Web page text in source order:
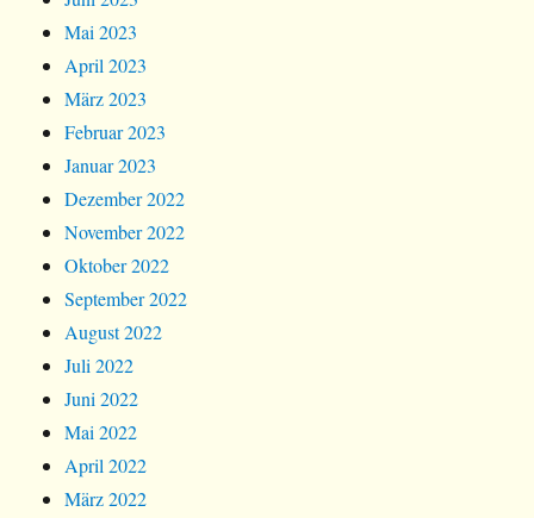
Mai 2023
April 2023
März 2023
Februar 2023
Januar 2023
Dezember 2022
November 2022
Oktober 2022
September 2022
August 2022
Juli 2022
Juni 2022
Mai 2022
April 2022
März 2022